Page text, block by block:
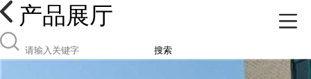
产品展厅
搜索